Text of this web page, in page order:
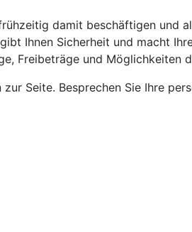
damit beschäftigen und
Ihnen Sicherheit und macht
Freibeträge und Möglichkeiten
Seite. Besprechen Sie Ihre